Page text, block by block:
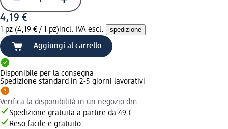
4,19 €
1 pz (4,19 € / 1 pz)incl. IVA escl. spedizione
Aggiungi al carrello
Disponibile per la consegna
Spedizione standard in 2-5 giorni lavorativi
Verifica la disponibilità in un negozio dm
Spedizione gratuita a partire da 49 €
Reso facile e gratuito